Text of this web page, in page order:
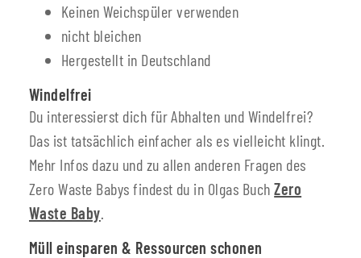
Keinen Weichspüler verwenden
nicht bleichen
Hergestellt in Deutschland
Windelfrei
Du interessierst dich für Abhalten und Windelfrei?
Das ist tatsächlich einfacher als es vielleicht klingt.
Mehr Infos dazu und zu allen anderen Fragen des
Zero Waste Babys findest du in Olgas BuchZero
Waste Baby
Müll einsparen & Ressourcen schonen